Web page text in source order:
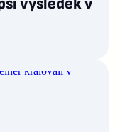
výsledek v